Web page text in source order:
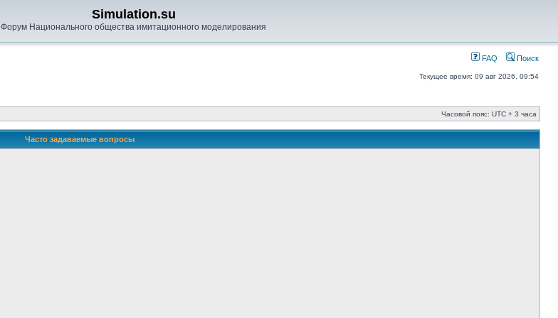
Simulation.su
Форум Национального общества имитационного моделирования
FAQ Поиск
Текущее время: 09 авг 2026, 09:54
Часовой пояс: UTC + 3 часа
Часто задаваемые вопросы